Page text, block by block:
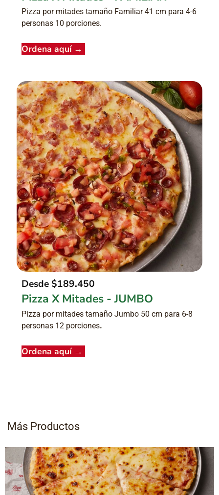
Pizza por mitades tamaño Familiar 41 cm para 4-6
personas 10 porciones.
Ordena aquí →
Desde$189.450
Pizza X Mitades - JUMBO
Pizza por mitades tamaño Jumbo 50 cm para 6-8
personas 12 porciones.
Ordena aquí →
Más Productos